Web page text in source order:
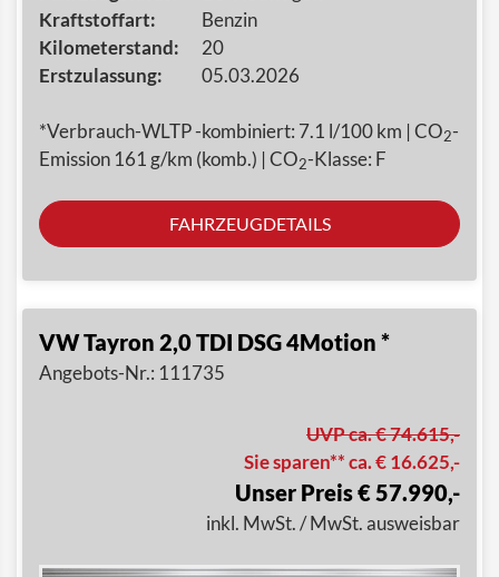
Kraftstoffart:
Kilometerstand:
Erstzulassung:
Benzin
20
05.03.2026
*Verbrauch-WLTP -kombiniert: 7.1 l/100 km | CO2-
Emission 161 g/km (komb.) | CO2-Klasse: F
FAHRZEUGDETAILS
VW Tayron 2,0 TDI DSG 4Motion *
Angebots-Nr.: 111735
UVP ca. € 74.615,-
Sie sparen** ca. € 16.625,-
Unser Preis € 57.990,-
inkl. MwSt. / MwSt. ausweisbar